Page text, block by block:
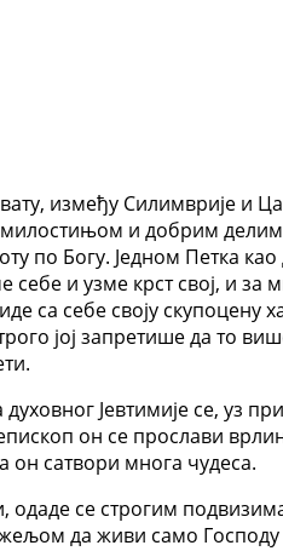
између Силимврије и
и добрим
по Богу. Једном Петка
и узме крст свој, и за
са себе своју скупоцену
јој запретише да то
Јевтимије се, уз
он се прослави
он сатвори многа чудеса.
се строгим
да живи само Господу